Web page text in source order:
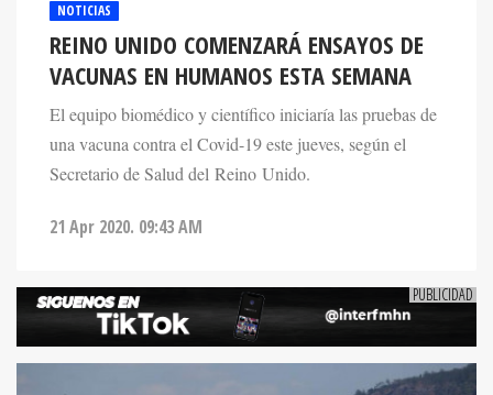
NOTICIAS
REINO UNIDO COMENZARÁ ENSAYOS DE
VACUNAS EN HUMANOS ESTA SEMANA
El equipo biomédico y científico iniciaría las pruebas de
una vacuna contra el Covid-19 este jueves, según el
Secretario de Salud del Reino Unido.
21 Apr 2020. 09:43 AM